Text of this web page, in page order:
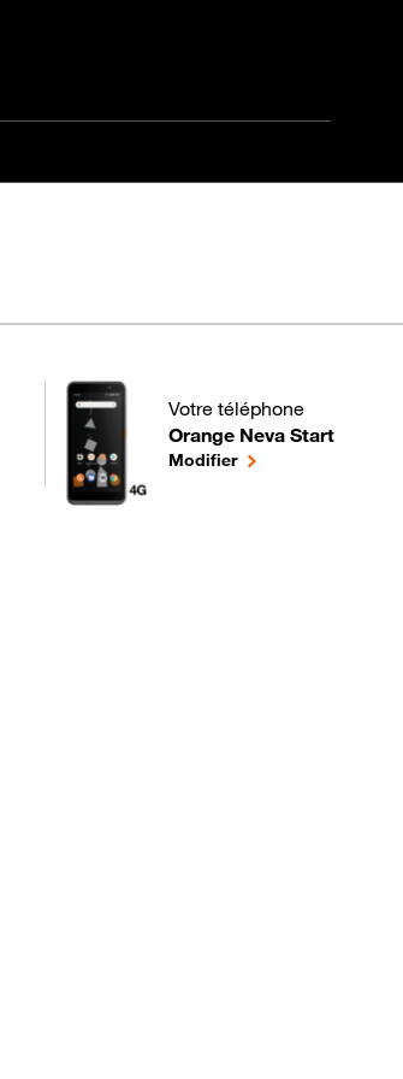
Débutant
Votre téléphone
Orange Neva Start
pour votre Orange Neva
Modifierle téléphone